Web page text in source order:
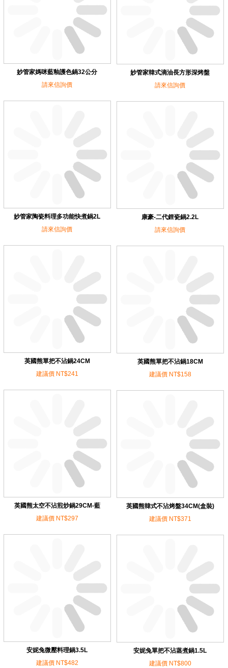
妙管家媽咪藍釉護色鍋32公分
請來信詢價
妙管家韓式滴油長方形深烤盤
請來信詢價
妙管家陶瓷料理多功能快煮鍋2L
請來信詢價
康豪-二代鋰瓷鍋2.2L
請來信詢價
英國熊單把不沾鍋24CM
建議價 NT$241
英國熊單把不沾鍋18CM
建議價 NT$158
英國熊太空不沾煎炒鍋29CM-藍
建議價 NT$297
英國熊韓式不沾烤盤34CM(盒裝)
建議價 NT$371
安妮兔微壓料理鍋3.5L
建議價 NT$482
安妮兔單把不沾蒸煮鍋1.5L
建議價 NT$800